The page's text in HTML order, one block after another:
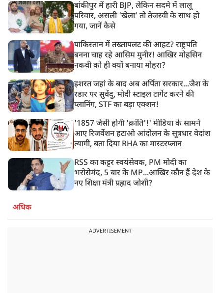
बांकीपुर में हारी BJP, लेकिन सदमे में लालू
परिवार, असली ‘खेला’ तो तेजस्वी के साथ हो
गया, जानें कैसे
पाकिस्तान में तख्तापलट की आहट? राष्ट्रपति
बनना चाह रहे आसिम मुनीर! आखिर मोहसिन
नकवी को ही क्यों बनाया मोहरा?
इशरत जहां के बाद अब अर्पिता सरकार...जैश के
रडार पर सुवेंदु, मोदी स्टाइल टार्गेट करने की
प्लानिंग, STF का बड़ा एक्शन!
'1857 जैसी होगी 'क्रांति'!' मीडिया के सामने
आए रिजर्वेशन हटाओ आंदोलन के सूत्रधार वेदांश
त्यागी, बता दिया RHA का मास्टरप्लान
RSS का कट्टर स्वयंसेवक, PM मोदी का
भरोसेमंद, 5 बार के MP...आखिर कौन हैं देश के
नए शिक्षा मंत्री प्रह्लाद जोशी?
अधिक
ADVERTISEMENT